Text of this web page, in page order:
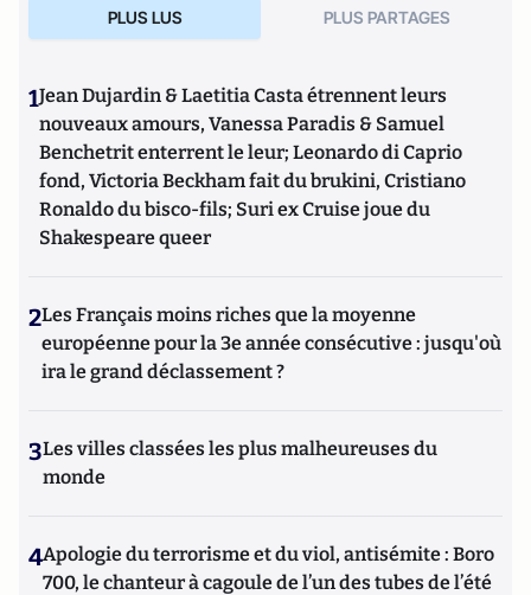
PLUS LUS PLUS PARTAGES
1Jean Dujardin & Laetitia Casta étrennent leurs
nouveaux amours, Vanessa Paradis & Samuel
Benchetrit enterrent le leur; Leonardo di Caprio
fond, Victoria Beckham fait du brukini, Cristiano
Ronaldo du bisco-fils; Suri ex Cruise joue du
Shakespeare queer
2Les Français moins riches que la moyenne
européenne pour la 3e année consécutive : jusqu'où
ira le grand déclassement ?
3Les villes classées les plus malheureuses du
monde
4Apologie du terrorisme et du viol, antisémite : Boro
700, le chanteur à cagoule de l’un des tubes de l’été